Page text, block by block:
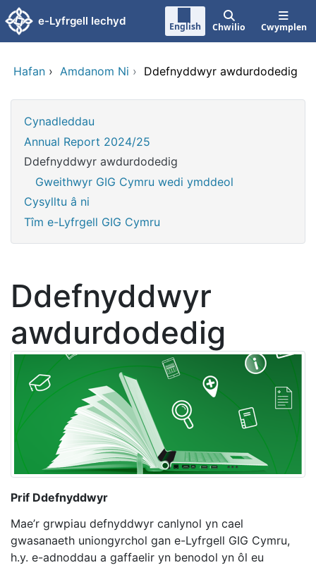
Neidio i'r prif gynnwy
e-Lyfrgell Iechyd English Chwilio Cwymplen
Hafan › Amdanom Ni › Ddefnyddwyr awdurdodedig
Cynadleddau
Annual Report 2024/25
Ddefnyddwyr awdurdodedig
Gweithwyr GIG Cymru wedi ymddeol
Cysylltu â ni
Tîm e-Lyfrgell GIG Cymru
Ddefnyddwyr
awdurdodedig
Prif Ddefnyddwyr
Mae’r grwpiau defnyddwyr canlynol yn cael
gwasanaeth uniongyrchol gan e-Lyfrgell GIG Cymru,
h.y. e-adnoddau a gaffaelir yn benodol yn ôl eu